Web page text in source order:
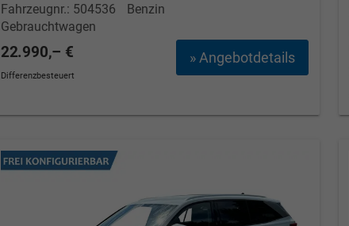
Fahrzeugnr.: 504536
Benzin
Gebrauchtwagen
» Angebotdetails
22.990,– €
Differenzbesteuert